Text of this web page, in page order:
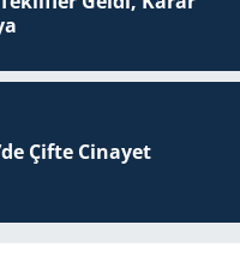
Çifte Ci­na­yet